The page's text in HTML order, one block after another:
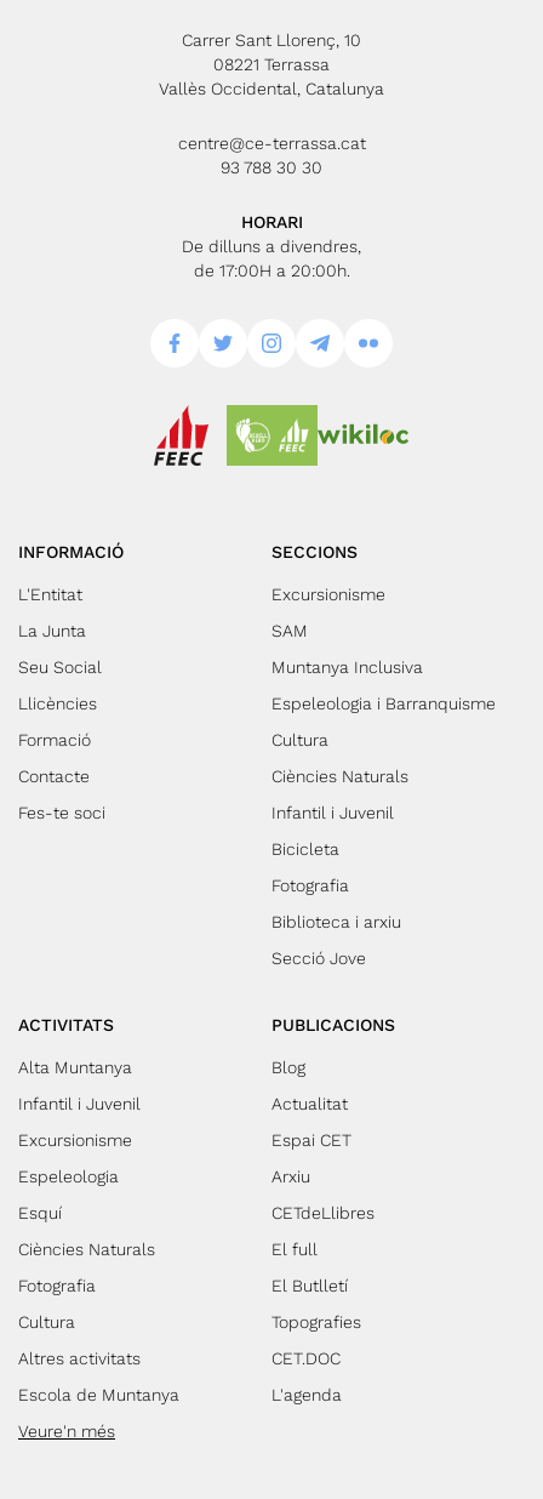
Carrer Sant Llorenç, 10
08221 Terrassa
Vallès Occidental, Catalunya
centre@ce-terrassa.cat
93 788 30 30
HORARI
De dilluns a divendres,
de 17:00H a 20:00h.
INFORMACIÓ
L'Entitat
La Junta
Seu Social
Llicències
Formació
Contacte
Fes-te soci
SECCIONS
Excursionisme
SAM
Muntanya Inclusiva
Espeleologia i Barranquisme
Cultura
Ciències Naturals
Infantil i Juvenil
Bicicleta
Fotografia
Biblioteca i arxiu
Secció Jove
ACTIVITATS
Alta Muntanya
Infantil i Juvenil
Excursionisme
Espeleologia
Esquí
Ciències Naturals
Fotografia
Cultura
Altres activitats
Escola de Muntanya
Veure'n més
PUBLICACIONS
Blog
Actualitat
Espai CET
Arxiu
CETdeLlibres
El full
El Butlletí
Topografies
CET.DOC
L'agenda